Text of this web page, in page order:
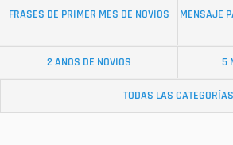
FRASES DE PRIMER MES DE NOVIOS
MENSAJE
2 AÑOS DE NOVIOS 5
TODAS LAS CATEGORÍAS